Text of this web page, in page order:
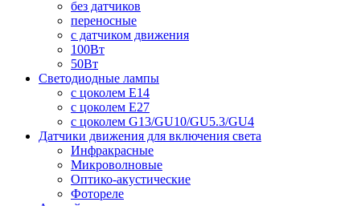
без датчиков
переносные
с датчиком движения
100Вт
50Вт
Светодиодные лампы
с цоколем E14
с цоколем E27
с цоколем G13/GU10/GU5.3/GU4
Датчики движения для включения света
Инфракрасные
Микроволновые
Оптико-акустические
Фотореле